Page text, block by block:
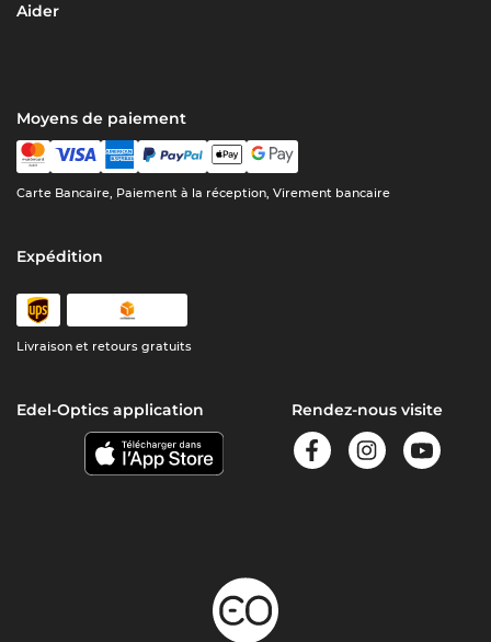
Aider
Moyens de paiement
Carte Bancaire, Paiement à la réception, Virement bancaire
Expédition
Livraison et retours gratuits
Edel-Optics application Rendez-nous visite